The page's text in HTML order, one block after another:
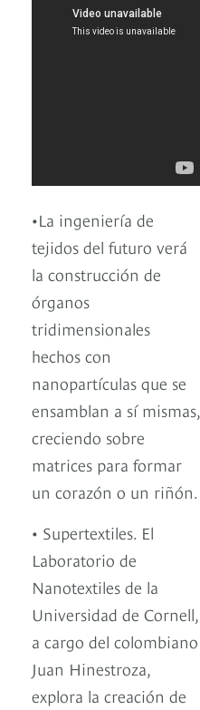
•La ingeniería de
tejidos del futuro verá
la construcción de
órganos
tridimensionales
hechos con
nanopartículas que se
ensamblan a sí mismas,
creciendo sobre
matrices para formar
un corazón o un riñón.
• Supertextiles. El
Laboratorio de
Nanotextiles de la
Universidad de Cornell,
a cargo del colombiano
Juan Hinestroza,
explora la creación de